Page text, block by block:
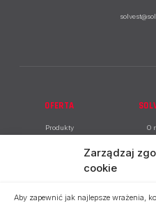
Zarządzaj
cookie
Aby zapewnić jak najlepsze wrażenia,
OFERTA
Produkty
zarządzanie budowlane
O
Baza